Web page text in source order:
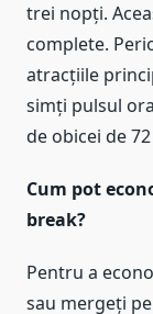
trei nopți.
complete.
atracțiile
simți pulsul
de obicei de
Cum pot
break?
Pentru a
sau mergeți